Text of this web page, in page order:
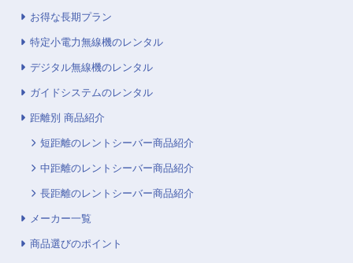
お得な長期プラン
特定小電力無線機のレンタル
デジタル無線機のレンタル
ガイドシステムのレンタル
距離別 商品紹介
短距離のレントシーバー商品紹介
中距離のレントシーバー商品紹介
長距離のレントシーバー商品紹介
メーカー一覧
商品選びのポイント